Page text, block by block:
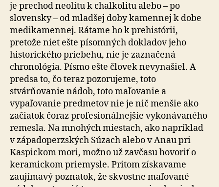
je prechod neolitu k chalkolitu alebo – po
slovensky – od mladšej doby kamennej k dobe
medikamennej. Rátame ho k prehistórii,
pretože niet ešte písomných dokladov jeho
historického priebehu, nie je zaznačená
chronológia. Písmo ešte človek nevynašiel. A
predsa to, čo teraz pozorujeme, toto
stvárňovanie nádob, toto maľovanie a
vypaľovanie predmetov nie je nič menšie ako
začiatok čoraz profesionálnejšie vykonávaného
remesla. Na mnohých miestach, ako napríklad
v západoperzských Súzach alebo v Anau pri
Kaspickom mori, možno už zavčasu hovoriť o
keramickom priemysle. Pritom získavame
zaujímavý poznatok, že skvostne maľované